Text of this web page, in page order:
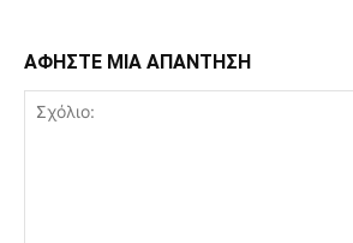
ΑΦΗΣΤΕ ΜΙΑ ΑΠΑΝΤΗΣΗ